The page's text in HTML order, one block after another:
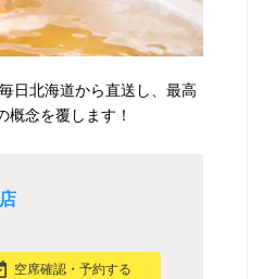
日北海道から直送し、最高
念を覆します！
空席確認・予約する